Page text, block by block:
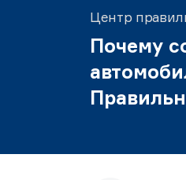
Центр
Почему